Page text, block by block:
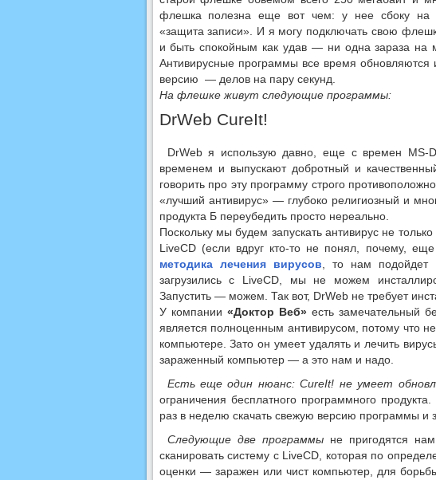
флешка полезна еще вот чем: у нее сбоку на
«защита записи». И я могу подключать свою
и быть спокойным как удав — ни одна зараза на
Антивирусные программы все время
версию — делов на пару секунд.
На флешке живут следующие программы:
DrWeb CureIt!
DrWeb я использую давно, еще с времен MS-
временем и выпускают добротный и
говорить про эту программу строго
«лучший антивирус» — глубоко религиозный и
продукта Б переубедить просто нереально.
Поскольку мы будем запускать антивирус не
LiveCD (если вдруг кто-то не понял, почему,
методика лечения вирусов , то нам
загрузились с LiveCD, мы не можем
Запустить — можем. Так вот, DrWeb не требует
У компании «Доктор Веб»есть замечательный
является полноценным антивирусом, потому что
компьютере. Зато он умеет удалять и лечить
зараженный компьютер — а это нам и надо.
Есть еще один нюанс: CureIt! не умеет
ограничения бесплатного программного
раз в неделю скачать свежую версию программы и
Следующие две программыне пригодятся
сканировать систему с LiveCD, которая по
оценки — заражен или чист компьютер, для